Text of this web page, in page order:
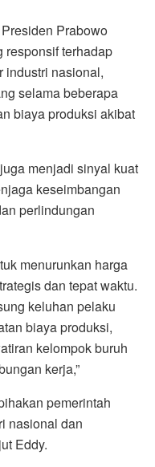
Prabowo
responsif terhadap
industri nasional,
selama beberapa
biaya produksi akibat
menjadi sinyal kuat
keseimbangan
perlindungan
menurunkan harga
dan tepat waktu.
keluhan pelaku
biaya produksi,
kelompok buruh
kerja,”
pemerintah
nasional dan
Eddy.